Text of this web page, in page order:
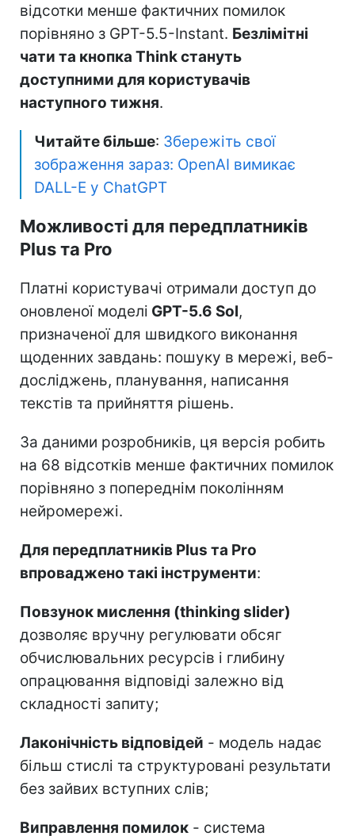
відсотки менше фактичних помилок
порівняно з GPT-5.5-Instant. Безлімітні
чати та кнопка Think стануть
доступними для користувачів
наступного тижня.
Читайте більше: Збережіть свої
зображення зараз: OpenAI вимикає
DALL-E у ChatGPT
Можливості для передплатників
Plus та Pro
Платні користувачі отримали доступ до
оновленої моделі GPT-5.6 Sol,
призначеної для швидкого виконання
щоденних завдань: пошуку в мережі, веб-
досліджень, планування, написання
текстів та прийняття рішень.
За даними розробників, ця версія робить
на 68 відсотків менше фактичних помилок
порівняно з попереднім поколінням
нейромережі.
Для передплатників Plus та Pro
впроваджено такі інструменти:
Повзунок мислення (thinking slider)
дозволяє вручну регулювати обсяг
обчислювальних ресурсів і глибину
опрацювання відповіді залежно від
складності запиту;
Лаконічність відповідей - модель надає
більш стислі та структуровані результати
без зайвих вступних слів;
Виправлення помилок - система